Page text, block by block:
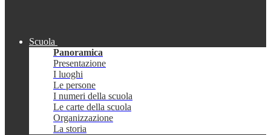
Scuola
Panoramica
Presentazione
I luoghi
Le persone
I numeri della scuola
Le carte della scuola
Organizzazione
La storia